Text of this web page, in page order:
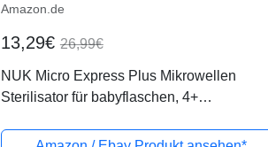
Amazon.de
13,29€ 26,99€
NUK Micro Express Plus Mikrowellen
Sterilisator für babyflaschen, 4+
gründlich